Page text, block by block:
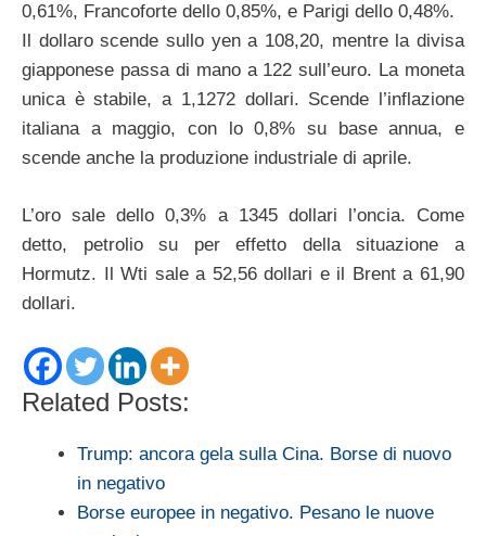
0,61%, Francoforte dello 0,85%, e Parigi dello 0,48%.
Il dollaro scende sullo yen a 108,20, mentre la divisa
giapponese passa di mano a 122 sull’euro. La moneta
unica è stabile, a 1,1272 dollari. Scende l’inflazione
italiana a maggio, con lo 0,8% su base annua, e
scende anche la produzione industriale di aprile.
L’oro sale dello 0,3% a 1345 dollari l’oncia. Come
detto, petrolio su per effetto della situazione a
Hormutz. Il Wti sale a 52,56 dollari e il Brent a 61,90
dollari.
Related Posts:
Trump: ancora gela sulla Cina. Borse di nuovo
in negativo
Borse europee in negativo. Pesano le nuove